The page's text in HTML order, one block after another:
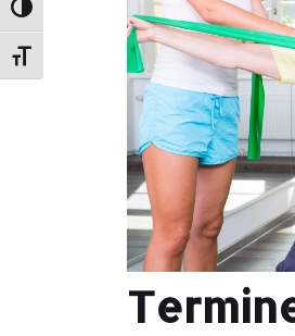
Umschalten auf hohe
Schrift vergrößern